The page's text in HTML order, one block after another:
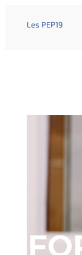
Les PEP19